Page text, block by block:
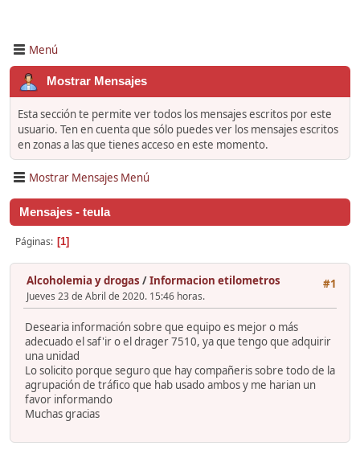
Menú
Mostrar Mensajes
Esta sección te permite ver todos los mensajes escritos por este
usuario. Ten en cuenta que sólo puedes ver los mensajes escritos
en zonas a las que tienes acceso en este momento.
Mostrar Mensajes Menú
Mensajes - teula
Páginas 1
#1
Alcoholemia y drogas /Informacion etilometros
Jueves 23 de Abril de 2020. 15:46 horas.
Desearia información sobre que equipo es mejor o más
adecuado el saf'ir o el drager 7510, ya que tengo que adquirir
una unidad
Lo solicito porque seguro que hay compañeris sobre todo de la
agrupación de tráfico que hab usado ambos y me harian un
favor informando
Muchas gracias